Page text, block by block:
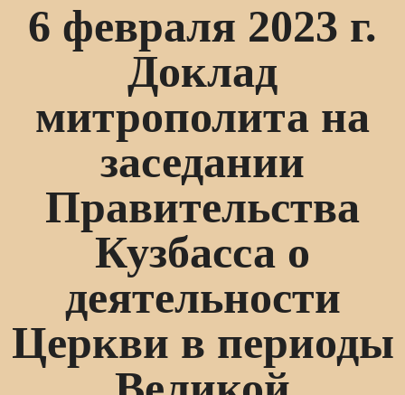
6 февраля 2023 г.
Доклад
митрополита на
заседании
Правительства
Кузбасса о
деятельности
Церкви в периоды